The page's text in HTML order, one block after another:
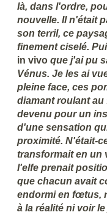
là, dans l'ordre,
nouvelle. Il n'était
son terril, ce
finement ciselé.
in vivo que j'ai pu
Vénus. Je les ai
pleine face, ces
diamant roulant
devenu pour un
d'une sensation
proximité. N'était-
transformait en un
l'elfe prenait
que chacun avait
endormi en fœtus,
à la réalité ni voir